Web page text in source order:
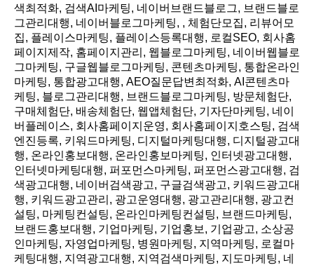
색최적화, 검색AI마케팅, 네이버브랜드블로그, 브랜드블로
그관리대행, 네이버블로그마케팅, , 체험단모집, 리뷰어모
집, 플레이스마케팅, 플레이스등록대행, 로컬SEO, 회사홈
페이지제작, 홈페이지관리, 웹블로그마케팅, 네이버웹블로
그마케팅, 구글웹블로그마케팅, 콘텐츠마케팅, 통합온라인
마케팅, 통합광고대행, AEO질문답변최적화, AI콘텐츠마
케팅, 블로그관리대행, 브랜드블로그마케팅, 방문체험단,
구매체험단, 배송체험단, 웹앱체험단, 기자단마케팅, 네이
버플레이스, 회사홈페이지운영, 회사홈페이지호스팅, 검색
엔진등록, 키워드마케팅, 디지털마케팅대행, 디지털광고대
행, 온라인홍보대행, 온라인홍보마케팅, 인터넷광고대행,
인터넷마케팅대행, 퍼포먼스마케팅, 퍼포먼스광고대행, 검
색광고대행, 네이버검색광고, 구글검색광고, 키워드광고대
행, 키워드광고관리, 광고운영대행, 광고관리대행, 광고컨
설팅, 마케팅컨설팅, 온라인마케팅컨설팅, 브랜드마케팅,
브랜드홍보대행, 기업마케팅, 기업홍보, 기업광고, 소상공
인마케팅, 자영업마케팅, 병원마케팅, 지역마케팅, 로컬마
케팅대행, 지역광고대행, 지역검색마케팅, 지도마케팅, 네